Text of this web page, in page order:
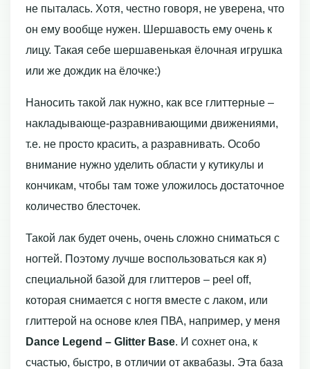
не пыталась. Хотя, честно говоря, не уверена, что
он ему вообще нужен. Шершавость ему очень к
лицу. Такая себе шершавенькая ёлочная игрушка
или же дождик на ёлочке:)
Наносить такой лак нужно, как все глиттерные –
накладывающе-разравнивающими движениями,
т.е. не просто красить, а разравнивать. Особо
внимание нужно уделить области у кутикулы и
кончикам, чтобы там тоже уложилось достаточное
количество блесточек.
Такой лак будет очень, очень сложно сниматься с
ногтей. Поэтому лучше воспользоваться как я)
специальной базой для глиттеров – peel off,
которая снимается с ногтя вместе с лаком, или
глиттерой на основе клея ПВА, например, у меня
Dance Legend – Glitter Base. И сохнет она, к
счастью, быстро, в отличии от аквабазы. Эта база